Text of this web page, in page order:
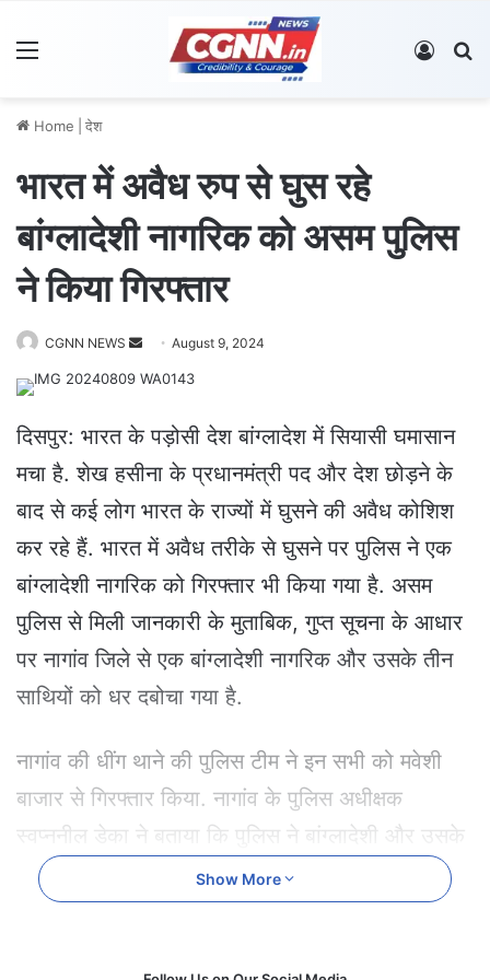
Log In
Home देश
भारत में अवैध रुप से घुस रहे
बांग्लादेशी नागरिक को असम पुलिस
ने किया गिरफ्तार
CGNN NEWS
e
n
e
a
i
August 9, 2024
दिसपुर: भारत के पड़ोसी देश बांग्लादेश में सियासी घमासान
मचा है. शेख हसीना के प्रधानमंत्री पद और देश छोड़ने के
बाद से कई लोग भारत के राज्यों में घुसने की अवैध कोशिश
कर रहे हैं. भारत में अवैध तरीके से घुसने पर पुलिस ने एक
बांग्लादेशी नागरिक को गिरफ्तार भी किया गया है. असम
पुलिस से मिली जानकारी के मुताबिक, गुप्त सूचना के आधार
पर नागांव जिले से एक बांग्लादेशी नागरिक और उसके तीन
साथियों को धर दबोचा गया है.
नागांव की धींग थाने की पुलिस टीम ने इन सभी को मवेशी
बाजार से गिरफ्तार किया. नागांव के पुलिस अधीक्षक
स्वप्ननील डेका ने बताया कि पुलिस ने बांग्लादेशी और उसके
साथियों के कब्जे से नौ मवेशियों के सिर भी जब्त किए हैं.
उन्होंने बताया कि पकड़े गए व्यक्ति की पहचान बांग्लादेश के
Show More